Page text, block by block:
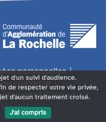
personnelles
conforme
Contact
d'un suivi d'audience.
de respecter votre vie privée,
d'aucun traitement croisé.
J'ai compris